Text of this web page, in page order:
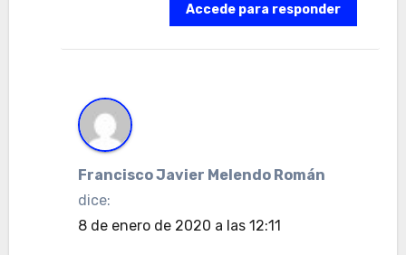
Accede para responder
Francisco Javier Melendo Román
dice:
8 de enero de 2020 a las 12:11